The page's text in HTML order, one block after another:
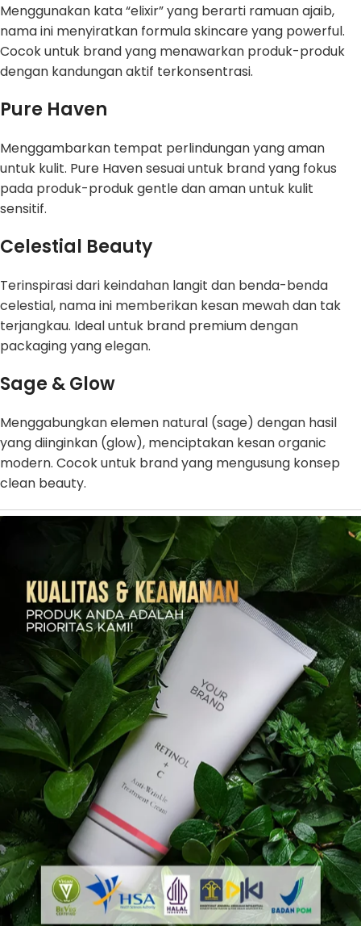
Menggunakan kata “elixir” yang berarti ramuan ajaib,
nama ini menyiratkan formula skincare yang powerful.
Cocok untuk brand yang menawarkan produk-produk
dengan kandungan aktif terkonsentrasi.
Pure Haven
Menggambarkan tempat perlindungan yang aman
untuk kulit. Pure Haven sesuai untuk brand yang fokus
pada produk-produk gentle dan aman untuk kulit
sensitif.
Celestial Beauty
Terinspirasi dari keindahan langit dan benda-benda
celestial, nama ini memberikan kesan mewah dan tak
terjangkau. Ideal untuk brand premium dengan
packaging yang elegan.
Sage & Glow
Menggabungkan elemen natural (sage) dengan hasil
yang diinginkan (glow), menciptakan kesan organic
modern. Cocok untuk brand yang mengusung konsep
clean beauty.